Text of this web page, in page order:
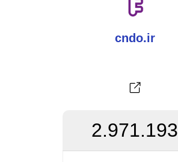
cndo.ir
2.971.193